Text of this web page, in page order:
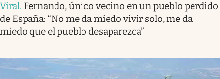
Viral. Fernando, único vecino en un pueblo perdido
de España: “No me da miedo vivir solo, me da
miedo que el pueblo desaparezca”